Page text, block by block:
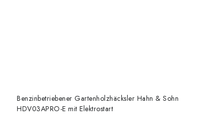
Benzinbetriebener Gartenholzhäcksler Hahn & Sohn
HDV03APRO-E mit Elektrostart